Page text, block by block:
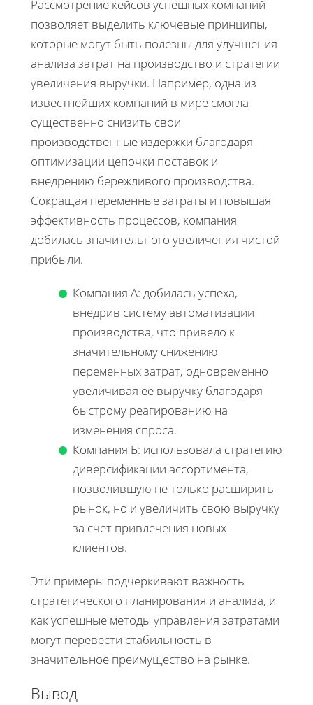
Рассмотрение кейсов успешных компаний
позволяет выделить ключевые принципы,
которые могут быть полезны для улучшения
анализа затрат на производство и стратегии
увеличения выручки. Например, одна из
известнейших компаний в мире смогла
существенно снизить свои
производственные издержки благодаря
оптимизации цепочки поставок и
внедрению бережливого производства.
Сокращая переменные затраты и повышая
эффективность процессов, компания
добилась значительного увеличения чистой
прибыли.
Компания А: добилась успеха,
внедрив систему автоматизации
производства, что привело к
значительному снижению
переменных затрат, одновременно
увеличивая её выручку благодаря
быстрому реагированию на
изменения спроса.
Компания Б: использовала стратегию
диверсификации ассортимента,
позволившую не только расширить
рынок, но и увеличить свою выручку
за счёт привлечения новых
клиентов.
Эти примеры подчёркивают важность
стратегического планирования и анализа, и
как успешные методы управления затратами
могут перевести стабильность в
значительное преимущество на рынке.
Вывод